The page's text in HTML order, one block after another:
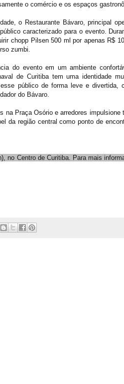
o comércio e os espaços
o Restaurante Bávaro, principal
caracterizado para o evento.
chopp Pilsen 500 ml por apenas R$
zumbi.
do evento em um ambiente
de Curitiba tem uma identidade
público de forma leve e divertida,
do Bávaro.
na Praça Osório e arredores
da região central como ponto de
no Centro de Curitiba. Para mais